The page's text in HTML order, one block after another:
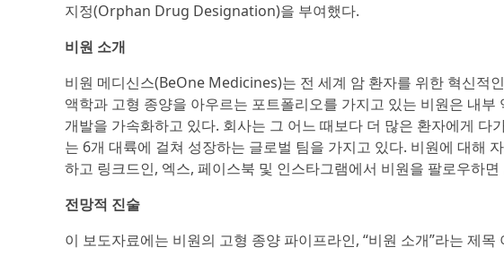
지정(Orphan Drug Designation)을 부여했다.
비원 소개
비원 메디신스(BeOne Medicines)는 전 세계 암 환자를 위한 혁신적
액학과 고형 종양을 아우르는 포트폴리오를 가지고 있는 비원은 내
개발을 가속화하고 있다. 회사는 그 어느 때보다 더 많은 환자에게
는 6개 대륙에 걸쳐 성장하는 글로벌 팀을 가지고 있다. 비원에 대해
하고 링크드인, 엑스, 페이스북 및 인스타그램에서 비원을 팔로우하면
전망적 진술
이 보도자료에는 비원의 고형 종양 파이프라인, “비원 소개”라는 제